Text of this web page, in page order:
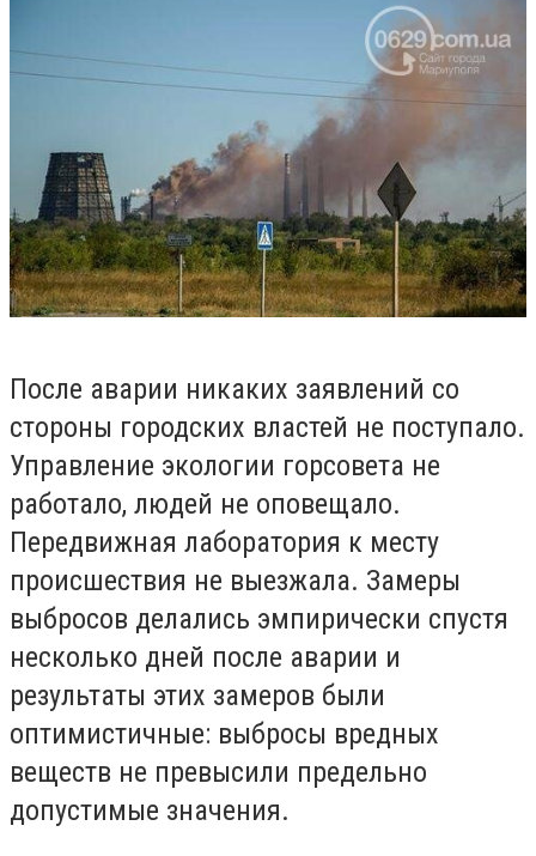
После аварии никаких заявлений со
стороны городских властей не поступало.
Управление экологии горсовета не
работало, людей не оповещало.
Передвижная лаборатория к месту
происшествия не выезжала. Замеры
выбросов делались эмпирически спустя
несколько дней после аварии и
результаты этих замеров были
оптимистичные: выбросы вредных
веществ не превысили предельно
допустимые значения.